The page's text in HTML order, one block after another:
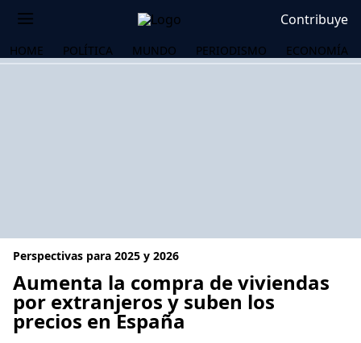
Contribuye
HOME POLÍTICA MUNDO PERIODISMO ECONOMÍA
Perspectivas para 2025 y 2026
Aumenta la compra de viviendas
por extranjeros y suben los
precios en España